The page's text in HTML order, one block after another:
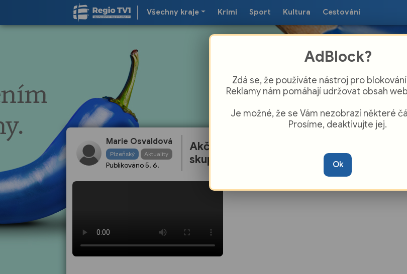
Všechny kraje Krimi Sport Kultura Cestování
Marie Osvaldová
Plzeňský Aktuality
Publikováno5. 6.
Akční školné a provoz po celé léto. Nová
skupina Pastelková Jezírko se plní!
AdBlock?
Zdá se, že používáte nástroj pro
Reklamy nám pomáhají udržovat obsah
Je možné, že se Vám nezobrazí některé
Prosíme, deaktivujte jej.
Ok